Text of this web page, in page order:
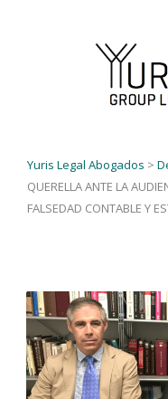
Yuris Legal Abogados >
QUERELLA ANTE LA
FALSEDAD CONTABLE Y